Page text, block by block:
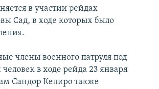
в участии рейдах
Сад, в ходе которых было
члены военного патруля под
в ходе рейда 23 января
Сандор Кепиро также